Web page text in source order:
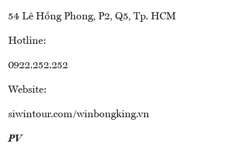
54 Lê Hồng Phong, P2, Q5, Tp. HCM
Hotline:
0922.252.252
Website:
siwintour.com/winbongking.vn
PV